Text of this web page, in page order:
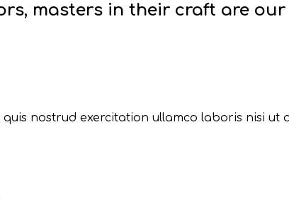
masters in their craft are our
quis nostrud exercitation ullamco laboris nisi